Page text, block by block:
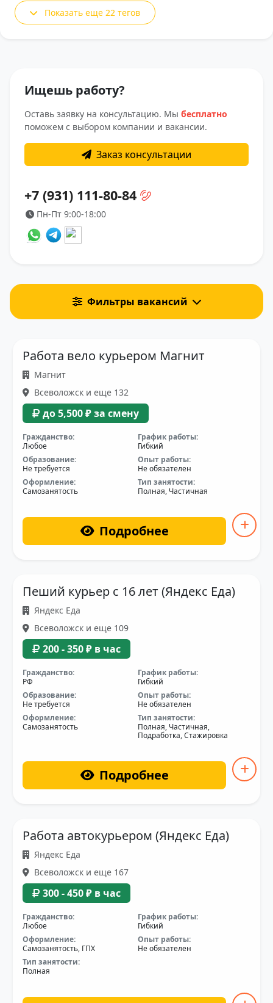
Показать еще 22 тегов
Фильтры вакансий
Ищешь работу?
Оставь заявку на консультацию. Мы бесплатно
поможем с выбором компании и вакансии.
Заказ консультации
+7 (931) 111-80-84
Пн-Пт 9:00-18:00
Работа вело курьером Магнит
Магнит
Всеволожск и еще 132
до 5,500 ₽ за смену
Гражданство:
Любое
График работы:
Гибкий
Образование:
Не требуется
Опыт работы:
Не обязателен
Оформление:
Самозанятость
Тип занятости:
Полная, Частичная
Подробнее
Пеший курьер с 16 лет (Яндекс Еда)
Яндекс Еда
Всеволожск и еще 109
200 - 350 ₽ в час
Гражданство:
РФ
График работы:
Гибкий
Образование:
Не требуется
Опыт работы:
Не обязателен
Оформление:
Самозанятость
Тип занятости:
Полная, Частичная,
Подработка, Стажировка
Подробнее
Работа автокурьером (Яндекс Еда)
Яндекс Еда
Всеволожск и еще 167
300 - 450 ₽ в час
Гражданство:
Любое
График работы:
Гибкий
Оформление:
Самозанятость, ГПХ
Опыт работы:
Не обязателен
Тип занятости:
Полная